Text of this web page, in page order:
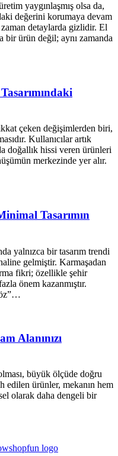
yaygınlaşmış olsa da,
değerini korumaya devam
detaylarda gizlidir. El
ürün değil; aynı zamanda
çeken değişimlerden biri,
Kullanıcılar artık
doğallık hissi veren ürünleri
merkezinde yer alır.
Tasarımın
yalnızca bir tasarım trendi
gelmiştir. Karmaşadan
fikri; özellikle şehir
önem kazanmıştır.
öz”…
Alanınızı
büyük ölçüde doğru
edilen ürünler, mekanın hem
olarak daha dengeli bir